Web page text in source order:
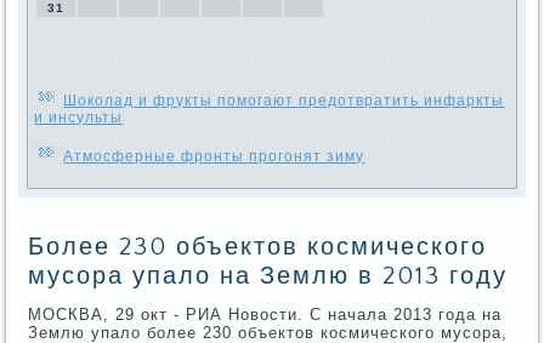
31
Шоколад и фрукты помогают предотвратить инфаркты
и инсульты
Атмосферные фронты прогонят зиму
Более 230 объектов космического
мусора упало на Землю в 2013 году
МОСКВА, 29 окт - РИА Новости. С начала 2013 года на
Землю упало более 230 объектов космического мусора,